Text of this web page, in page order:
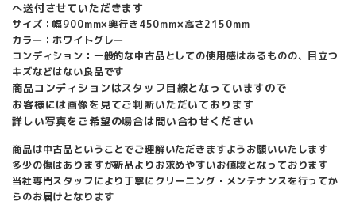
へ送付させていただきます
サイズ：幅900mm×奥行き450mm×高さ2150mm
カラー：ホワイトグレー
コンディション：一般的な中古品としての使用感はあるものの、目立つ
キズなどはない良品です
商品コンディションはスタッフ目線となっていますので
お客様には画像を見てご判断いただいております
詳しい写真をご希望の場合は問い合わせください
商品は中古品ということでご理解いただきますようお願いいたします
多少の傷はありますが新品よりお求めやすいお値段となっております
当社専門スタッフにより丁寧にクリーニング・メンテナンスを行ってか
らのお届けとなります